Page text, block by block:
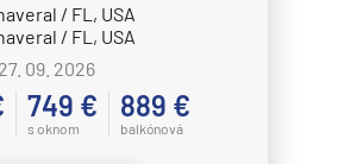
Gem
Getaway
Jade
Jewel
/ FL, USA
/ FL, USA
09. 2026
749 €
s oknom
889 €
balkónová